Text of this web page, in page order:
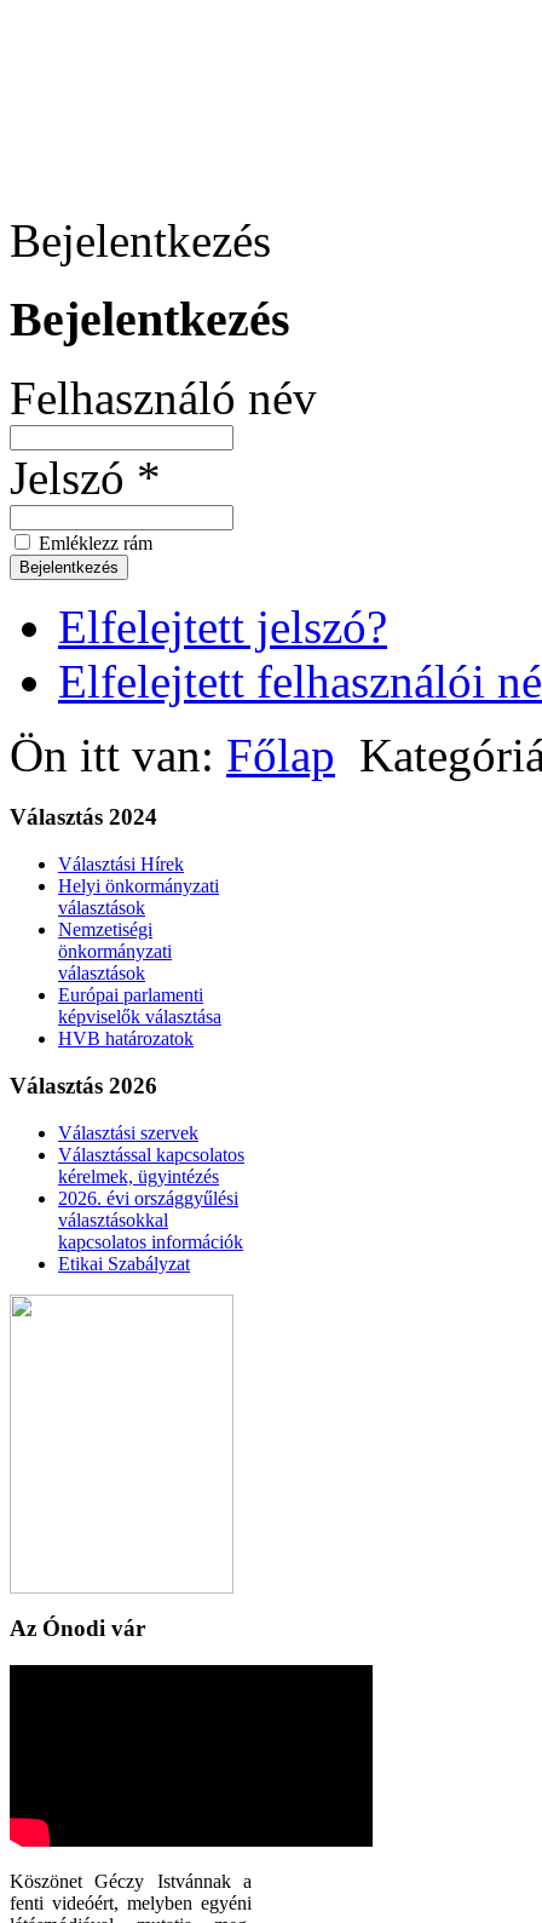
Bejelentkezés
Bejelentkezés
Felhasználó név
Jelszó *
Emléklezz rám
Elfelejtett jelszó?
Elfelejtett felhasználói
Ön itt van: Főlap
Választás 2024
Választási Hírek
Helyi önkormányzati
választások
Nemzetiségi
önkormányzati
választások
Európai parlamenti
képviselők választása
HVB határozatok
Választás 2026
Választási szervek
Választással kapcsolatos
kérelmek, ügyintézés
2026. évi országgyűlési
választásokkal
kapcsolatos információk
Etikai Szabályzat
Az Ónodi vár
Köszönet Géczy Istvánnak a
fenti videóért, melyben egyéni